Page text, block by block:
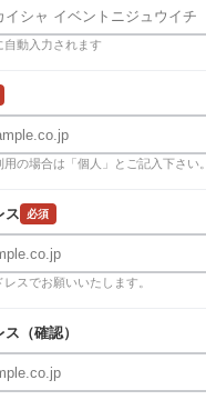
自動入力されます
の場合は「個人」とご記入下さい。
ス 必須
スでお願いいたします。
（確認）